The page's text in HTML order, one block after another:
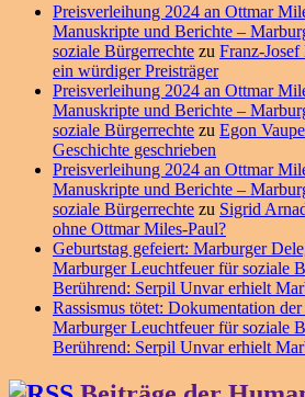
Preisverleihung 2024 an Ottmar
Manuskripte und Berichte –
soziale Bürgerrechte zu Franz-
ein würdiger Preisträger
Preisverleihung 2024 an Ottmar
Manuskripte und Berichte –
soziale Bürgerrechte zu Egon
Geschichte geschrieben
Preisverleihung 2024 an Ottmar
Manuskripte und Berichte –
soziale Bürgerrechte zu Sigrid
ohne Ottmar Miles-Paul?
Geburtstag gefeiert: Marburger
Marburger Leuchtfeuer für soziale
Berührend: Serpil Unvar erhielt
Rassismus tötet: Dokumentation
Marburger Leuchtfeuer für soziale
Berührend: Serpil Unvar erhielt